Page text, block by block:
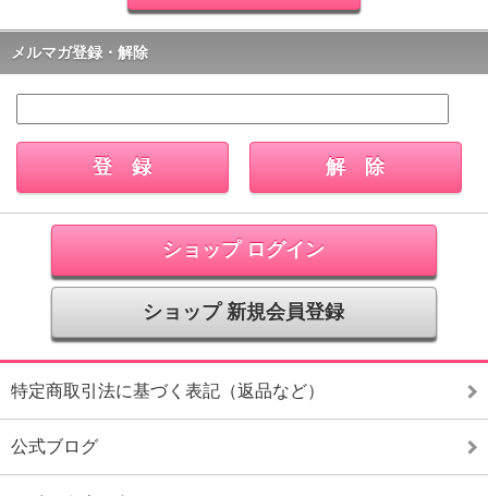
メルマガ登録・解除
ショップ ログイン
ショップ 新規会員登録
特定商取引法に基づく表記（返品など）
公式ブログ